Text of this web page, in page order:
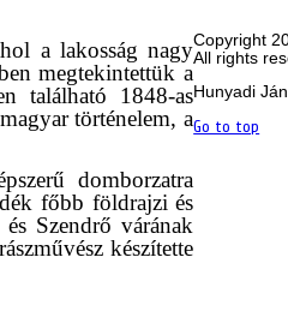
a lakosság nagy
megtekintettük a
található 1848-as
történelem, a
domborzatra
főbb földrajzi és
Szendrő várának
készítette
Copyright
All rights
Hunyadi
Go to top